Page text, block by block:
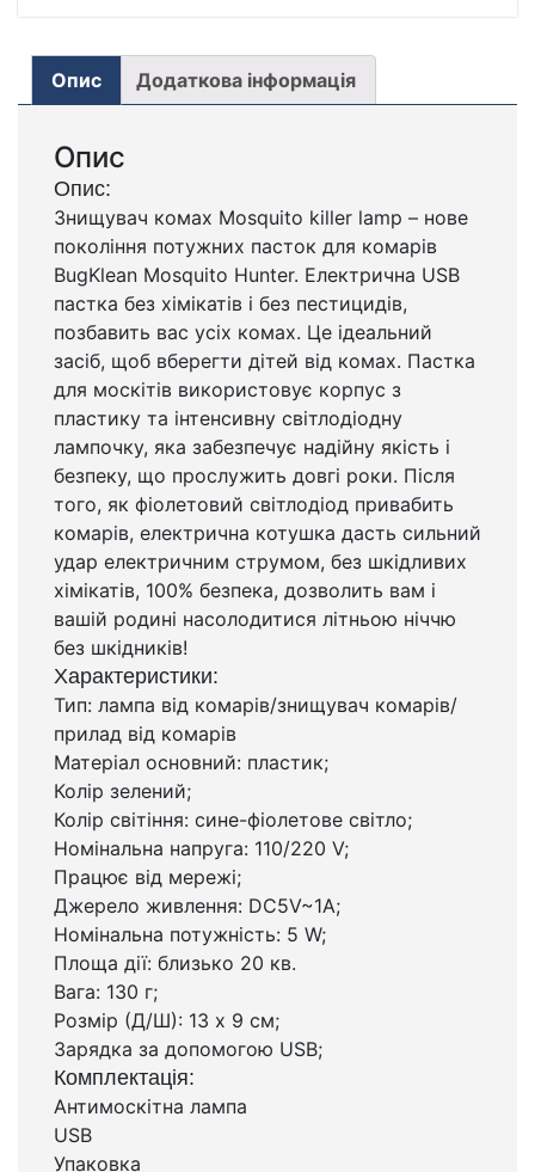
Опис Додаткова інформація
Опис
Опис:
Знищувач комах Mosquito killer lamp – нове
покоління потужних пасток для комарів
BugKlean Mosquito Hunter. Електрична USB
пастка без хімікатів і без пестицидів,
позбавить вас усіх комах. Це ідеальний
засіб, щоб вберегти дітей від комах. Пастка
для москітів використовує корпус з
пластику та інтенсивну світлодіодну
лампочку, яка забезпечує надійну якість і
безпеку, що прослужить довгі роки. Після
того, як фіолетовий світлодіод привабить
комарів, електрична котушка дасть сильний
удар електричним струмом, без шкідливих
хімікатів, 100% безпека, дозволить вам і
вашій родині насолодитися літньою ніччю
без шкідників!
Характеристики:
Тип: лампа від комарів/знищувач комарів/
прилад від комарів
Матеріал основний: пластик;
Колір зелений;
Колір світіння: сине-фіолетове світло;
Номінальна напруга: 110/220 V;
Працює від мережі;
Джерело живлення: DC5V~1A;
Номінальна потужність: 5 W;
Площа дії: близько 20 кв.
Вага: 130 г;
Розмір (Д/Ш): 13 х 9 см;
Зарядка за допомогою USB;
Комплектація:
Антимоскітна лампа
USB
Упаковка